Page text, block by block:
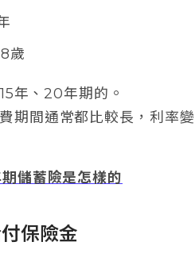
歲
年、20年期的。
期間通常都比較長，利率
儲蓄險是怎樣的
保險金